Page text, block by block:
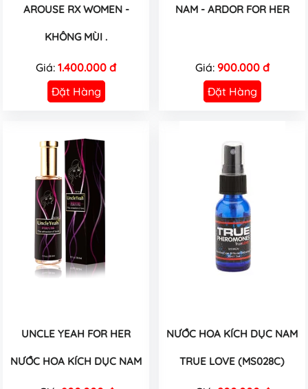
AROUSE RX WOMEN -
KHÔNG MÙI .
Giá: 1.400.000 đ
Đặt Hàng
NAM - ARDOR FOR HER
Giá: 900.000 đ
Đặt Hàng
UNCLE YEAH FOR HER
NƯỚC HOA KÍCH DỤC NAM
NƯỚC HOA KÍCH DỤC NAM
TRUE LOVE (MS028C)